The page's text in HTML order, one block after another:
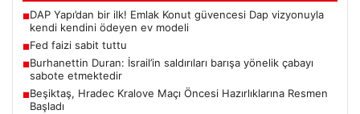
■DAP Yapı’dan bir ilk! Emlak Konut güvencesi Dap vizyonuyla
kendi kendini ödeyen ev modeli
■Fed faizi sabit tuttu
■Burhanettin Duran: İsrail’in saldırıları barışa yönelik çabayı
sabote etmektedir
■Beşiktaş, Hradec Kralove Maçı Öncesi Hazırlıklarına Resmen
Başladı